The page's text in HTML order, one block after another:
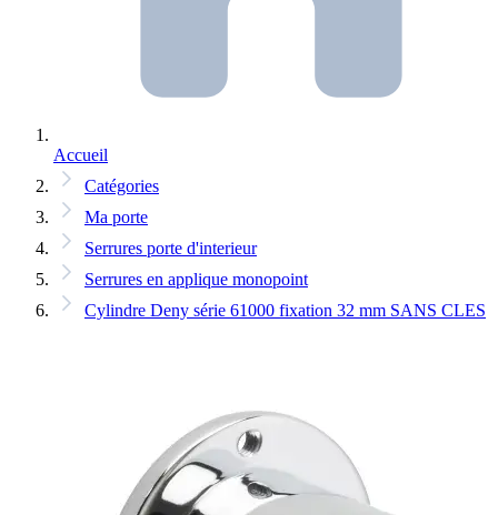
Accueil
Catégories
Ma porte
Serrures porte d'interieur
Serrures en applique monopoint
Cylindre Deny série 61000 fixation 32 mm SANS CLES